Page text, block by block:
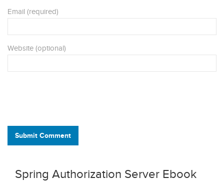
Email (required)
Website (optional)
Submit Comment
Spring Authorization Server Ebook